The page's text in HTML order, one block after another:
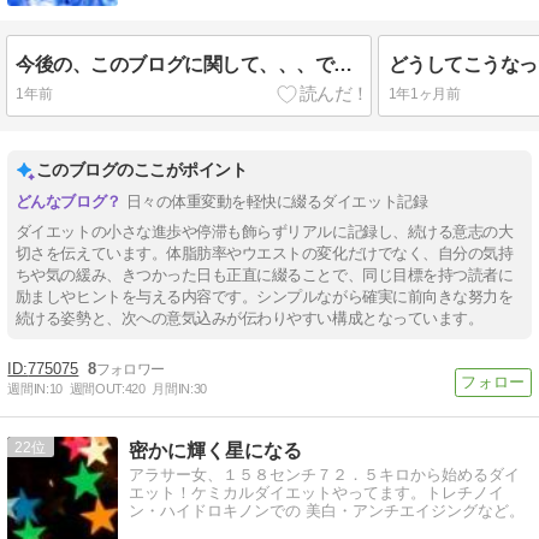
今後の、このブログに関して、、、です。
1年前 1年1ヶ月前
このブログのここがポイント
日々の体重変動を軽快に綴るダイエット記録
ダイエットの小さな進歩や停滞も飾らずリアルに記録し、続ける意志の大
切さを伝えています。体脂肪率やウエストの変化だけでなく、自分の気持
ちや気の緩み、きつかった日も正直に綴ることで、同じ目標を持つ読者に
励ましやヒントを与える内容です。シンプルながら確実に前向きな努力を
続ける姿勢と、次への意気込みが伝わりやすい構成となっています。
775075 8
週間IN:10 週間OUT:420 月間IN:30
22 密かに輝く星になる
アラサー女、１５８センチ７２．５キロから始めるダイ
エット！ケミカルダイエットやってます。トレチノイ
ン・ハイドロキノンでの 美白・アンチエイジングなど。